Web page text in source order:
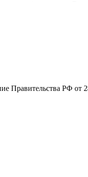
Правительства РФ от